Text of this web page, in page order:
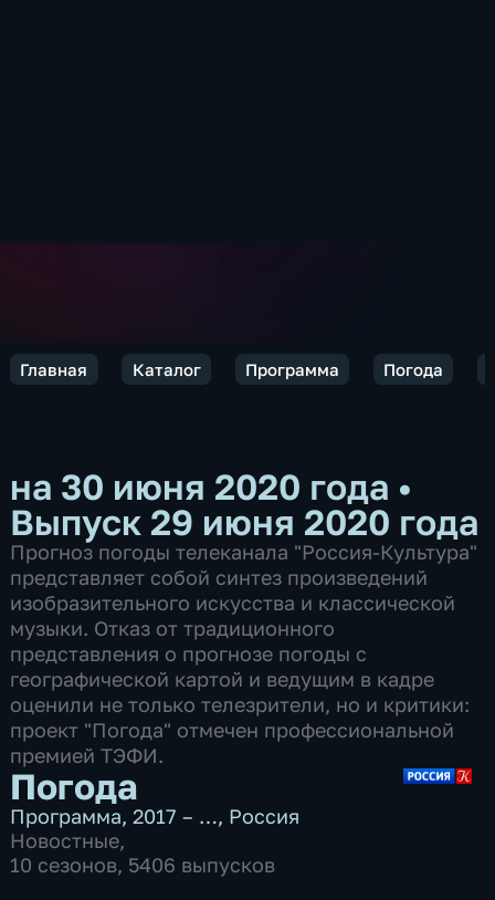
Главная Каталог Программа Погода
на 30 июня 2020 года •
Выпуск 29 июня 2020 года
Прогноз погоды телеканала "Россия-Культура"
представляет собой синтез произведений
изобразительного искусства и классической
музыки. Отказ от традиционного
представления о прогнозе погоды с
географической картой и ведущим в кадре
оценили не только телезрители, но и критики:
проект "Погода" отмечен профессиональной
премией ТЭФИ.
Погода
Программа,2017 – …, Россия
Новостные,
10 сезонов, 5406 выпусков